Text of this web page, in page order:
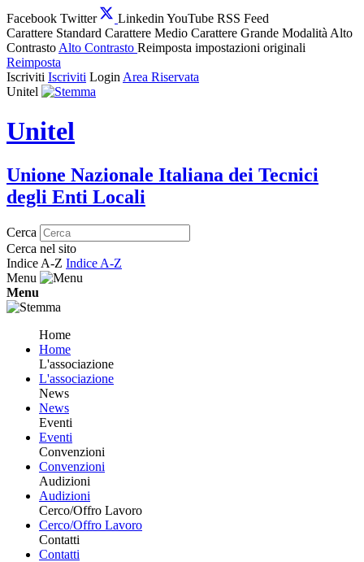
Facebook Twitter Linkedin YouTube RSS Feed
Carattere Standard Carattere Medio Carattere Grande Modalità Alto
Contrasto Alto Contrasto Reimposta impostazioni originali
Reimposta
Iscriviti Iscriviti Login Area Riservata
Unitel
Unitel
Unione Nazionale Italiana dei Tecnici
degli Enti Locali
Cerca
Cerca nel sito
Indice A-Z Indice A-Z
Menu
Menu
Home
Home
L'associazione
L'associazione
News
News
Eventi
Eventi
Convenzioni
Convenzioni
Audizioni
Audizioni
Cerco/Offro Lavoro
Cerco/Offro Lavoro
Contatti
Contatti